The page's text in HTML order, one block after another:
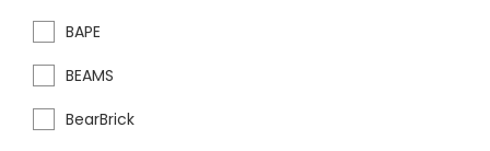
BAPE
BEAMS
BearBrick